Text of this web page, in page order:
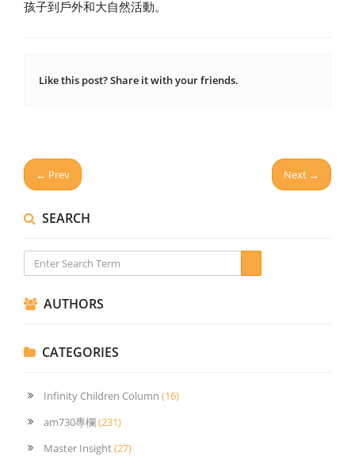
孩子到戶外和大自然活動。
Like this post? Share it with your friends.
← Prev Next →
SEARCH
AUTHORS
CATEGORIES
Infinity Children Column (16)
am730專欄(231)
Master Insight(27)